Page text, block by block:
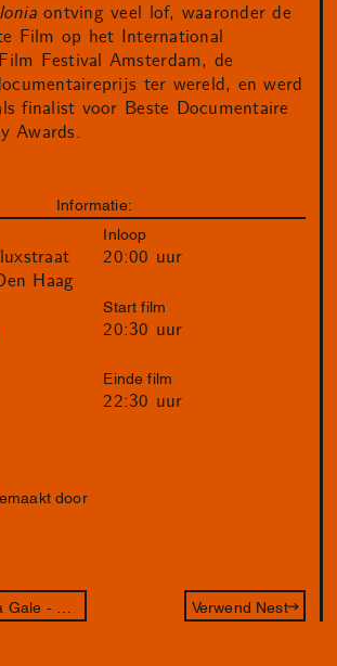
ontving veel lof, waaronder de
Film op het International
Festival Amsterdam, de
ter wereld, en werd
finalist voor Beste Documentaire
Awards.
Informatie:
Haag
Inloop
20:00 uur
Start film
20:30 uur
Einde film
22:30 uur
door
Verwend Nest